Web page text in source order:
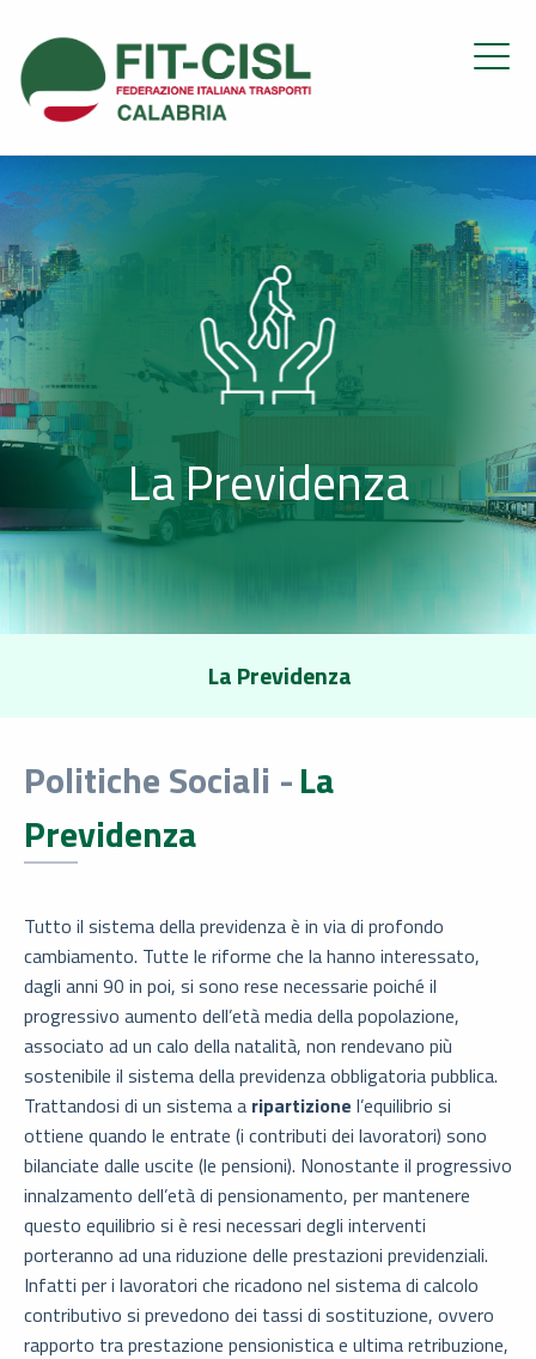
La Previdenza
La Previdenza
Politiche Sociali -La
Previdenza
Tutto il sistema della previdenza è in via di profondo
cambiamento. Tutte le riforme che la hanno interessato,
dagli anni 90 in poi, si sono rese necessarie poiché il
progressivo aumento dell’età media della popolazione,
associato ad un calo della natalità, non rendevano più
sostenibile il sistema della previdenza obbligatoria pubblica.
Trattandosi di un sistema a ripartizione l’equilibrio si
ottiene quando le entrate (i contributi dei lavoratori) sono
bilanciate dalle uscite (le pensioni). Nonostante il progressivo
innalzamento dell’età di pensionamento, per mantenere
questo equilibrio si è resi necessari degli interventi
porteranno ad una riduzione delle prestazioni previdenziali.
Infatti per i lavoratori che ricadono nel sistema di calcolo
contributivo si prevedono dei tassi di sostituzione, ovvero
rapporto tra prestazione pensionistica e ultima retribuzione,